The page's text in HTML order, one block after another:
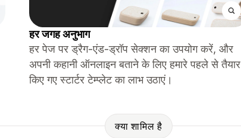
हर जगह अनुभाग
हर पेज पर ड्रैग-एंड-ड्रॉप सेक्शन का उपयोग करें, और
अपनी कहानी ऑनलाइन बताने के लिए हमारे पहले से तैयार
किए गए स्टार्टर टेम्प्लेट का लाभ उठाएं।
क्या शामिल है